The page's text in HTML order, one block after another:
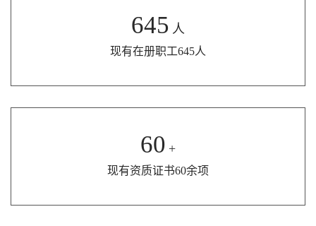
645 人
现有在册职工645人
60 +
现有资质证书60余项